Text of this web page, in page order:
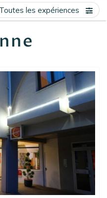
Toutes les expériences